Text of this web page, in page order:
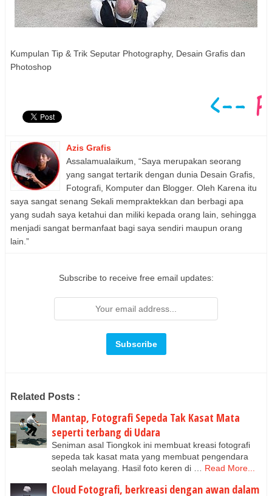
Kumpulan Tip & Trik Seputar Photography, Desain Grafis dan
Photoshop
Azis Grafis
Assalamualaikum, “Saya merupakan seorang
yang sangat tertarik dengan dunia Desain Grafis,
Fotografi, Komputer dan Blogger. Oleh Karena itu
saya sangat senang Sekali mempraktekkan dan berbagi apa
yang sudah saya ketahui dan miliki kepada orang lain, sehingga
menjadi sangat bermanfaat bagi saya sendiri maupun orang
lain.”
Subscribe to receive free email updates:
Related Posts :
Mantap, Fotografi Sepeda Tak Kasat Mata
seperti terbang di Udara
Seniman asal Tiongkok ini membuat kreasi fotografi
sepeda tak kasat mata yang membuat pengendara
seolah melayang. Hasil foto keren di …
Read More...
Cloud Fotografi, berkreasi dengan awan dalam